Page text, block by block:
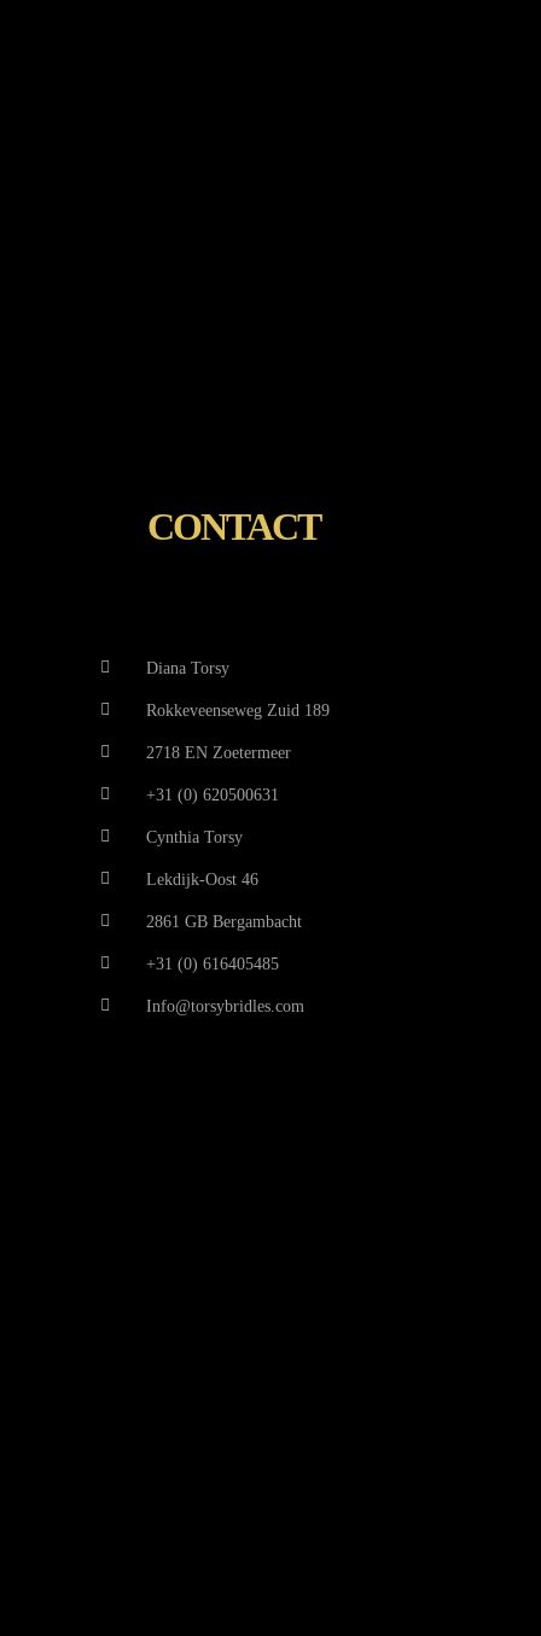
CONTACT
Diana Torsy
Rokkeveenseweg Zuid 189
2718 EN Zoetermeer
+31 (0) 620500631
Cynthia Torsy
Lekdijk-Oost 46
2861 GB Bergambacht
+31 (0) 616405485
Info@torsybridles.com